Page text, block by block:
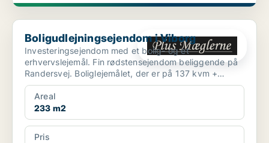
Boligudlejningsejendom i Viborg
Boligudlejningsejendom i Viborg
Investeringsejendom med et bolig- og et
erhvervslejemål. Fin rødstensejendom beliggende på
Randersvej. Boliglejemålet, der er på 137 kvm +
kælder, ind...
Areal
233 m2
Pris